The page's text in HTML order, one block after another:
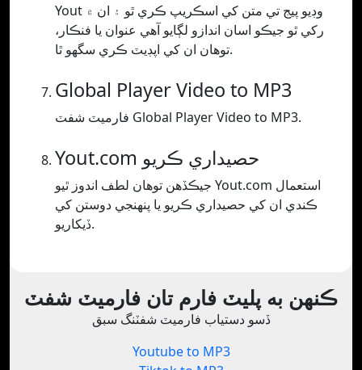
Yout وڊيو پيج تي متن کي اسڪريپ ڪري ٿو ۽ ان ۾
رکي ٿو جيڪو اسان اندازو لڳايو آهي عنوان يا فنڪار،
توهان ان کي اپڊيٽ ڪري سگهو ٿا.
Global Player Video to MP3
فارميٽ شفٽ Global Player Video to MP3.
Yout.com حصيداري ڪريو
جيڪڏھن توھان لطف اندوز ٿيو Yout.com استعمال
ڪندي ان کي حصيداري ڪريو يا پنھنجي دوستن کي
ڏيکاريو.
ڪنهن به پليٽ فارم تان فارميٽ شفٽ
ڏسو دستياب فارميٽ شفٽنگ سبق
Youtube to MP3